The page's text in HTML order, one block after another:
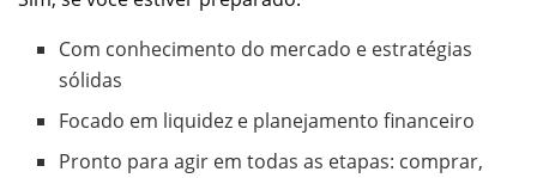
Com conhecimento do mercado e estratégias
sólidas
Focado em liquidez e planejamento financeiro
Pronto para agir em todas as etapas: comprar,